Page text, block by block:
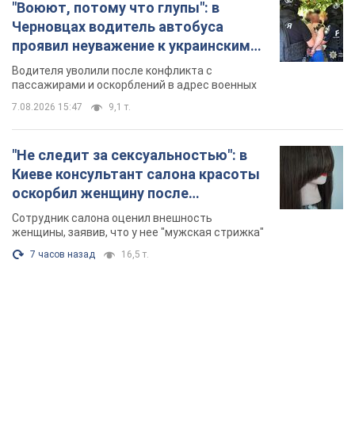
"Воюют, потому что глупы": в
Черновцах водитель автобуса
проявил неуважение к украинским
военным и поплатился за это.
Видео
Водителя уволили после конфликта с
пассажирами и оскорблений в адрес военных
7.08.2026 15:47 9,1 т.
"Не следит за сексуальностью": в
Киеве консультант салона красоты
оскорбил женщину после
химиотерапии, разгорелся скандал.
Фото
Сотрудник салона оценил внешность
женщины, заявив, что у нее "мужская стрижка"
7 часов назад 16,5 т.